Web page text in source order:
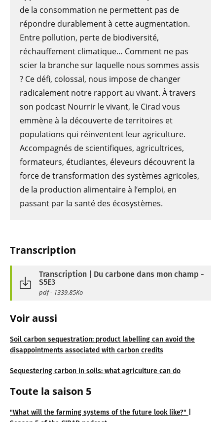
Transcription
Transcription | Du carbone dans mon champ -
S5E3
pdf - 1339.85Ko
Voir aussi
Soil carbon sequestration: product labelling can avoid the
disappointments associated with carbon credits
Sequestering carbon in soils: what agriculture can do
Toute la saison 5
"What will the farming systems of the future look like?" |
de la consommation ne permettent pas de
répondre durablement à cette augmentation.
Entre pollution, perte de biodiversité,
réchauffement climatique… Comment ne pas
scier la branche sur laquelle nous sommes assis
? Ce défi, colossal, nous impose de changer
radicalement notre rapport au vivant. À travers
son podcast Nourrir le vivant, le Cirad vous
emmène à la découverte de territoires et
populations qui réinventent leur agriculture.
Accompagnés de scientifiques, agricultrices,
formateurs, étudiantes, éleveurs découvrent la
force de transformation des systèmes agricoles,
de la production alimentaire à l’emploi, en
passant par la santé des écosystèmes.